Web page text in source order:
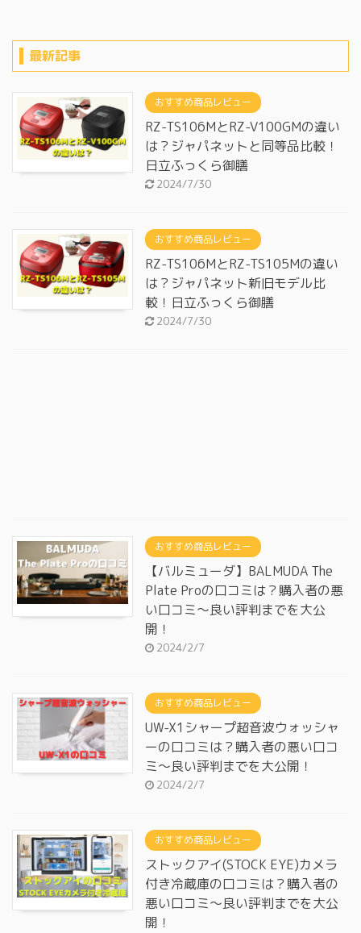
最新記事
おすすめ商品レビュー
RZ-TS106MとRZ-V100GMの違い
は？ジャパネットと同等品比較！
日立ふっくら御膳
2024/7/30
おすすめ商品レビュー
RZ-TS106MとRZ-TS105Mの違い
は？ジャパネット新旧モデル比
較！日立ふっくら御膳
2024/7/30
おすすめ商品レビュー
【バルミューダ】BALMUDA The
Plate Proの口コミは？購入者の悪
い口コミ～良い評判までを大公
開！
2024/2/7
おすすめ商品レビュー
UW-X1シャープ超音波ウォッシャ
ーの口コミは？購入者の悪い口コ
ミ～良い評判までを大公開！
2024/2/7
おすすめ商品レビュー
ストックアイ(STOCK EYE)カメラ
付き冷蔵庫の口コミは？購入者の
悪い口コミ～良い評判までを大公
開！